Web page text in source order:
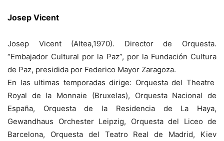
Josep Vicent
Josep Vicent (Altea,1970). Director de Orquesta.
“Embajador Cultural por la Paz”, por la Fundación Cultura
de Paz, presidida por Federico Mayor Zaragoza.
En las ultimas temporadas dirige: Orquesta del Theatre
Royal de la Monnaie (Bruxelas), Orquesta Nacional de
España, Orquesta de la Residencia de La Haya,
Gewandhaus Orchester Leipzig, Orquesta del Liceo de
Barcelona, Orquesta del Teatro Real de Madrid, Kiev